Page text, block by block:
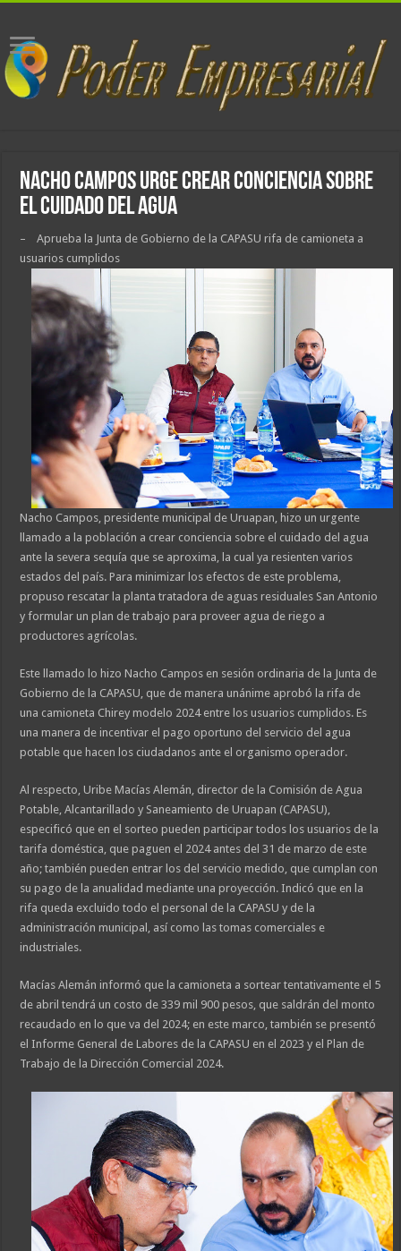
Nacho Campos urge crear conciencia sobre
el cuidado del agua
– Aprueba la Junta de Gobierno de la CAPASU rifa de camioneta a
usuarios cumplidos
Nacho Campos, presidente municipal de Uruapan, hizo un urgente
llamado a la población a crear conciencia sobre el cuidado del agua
ante la severa sequía que se aproxima, la cual ya resienten varios
estados del país. Para minimizar los efectos de este problema,
propuso rescatar la planta tratadora de aguas residuales San Antonio
y formular un plan de trabajo para proveer agua de riego a
productores agrícolas.
Este llamado lo hizo Nacho Campos en sesión ordinaria de la Junta de
Gobierno de la CAPASU, que de manera unánime aprobó la rifa de
una camioneta Chirey modelo 2024 entre los usuarios cumplidos. Es
una manera de incentivar el pago oportuno del servicio del agua
potable que hacen los ciudadanos ante el organismo operador.
Al respecto, Uribe Macías Alemán, director de la Comisión de Agua
Potable, Alcantarillado y Saneamiento de Uruapan (CAPASU),
especificó que en el sorteo pueden participar todos los usuarios de la
tarifa doméstica, que paguen el 2024 antes del 31 de marzo de este
año; también pueden entrar los del servicio medido, que cumplan con
su pago de la anualidad mediante una proyección. Indicó que en la
rifa queda excluido todo el personal de la CAPASU y de la
administración municipal, así como las tomas comerciales e
industriales.
Macías Alemán informó que la camioneta a sortear tentativamente el 5
de abril tendrá un costo de 339 mil 900 pesos, que saldrán del monto
recaudado en lo que va del 2024; en este marco, también se presentó
el Informe General de Labores de la CAPASU en el 2023 y el Plan de
Trabajo de la Dirección Comercial 2024.